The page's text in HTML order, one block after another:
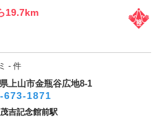
19.7km
- 件
上山市金瓶谷広地8-1
673-1871
茂吉記念館前駅